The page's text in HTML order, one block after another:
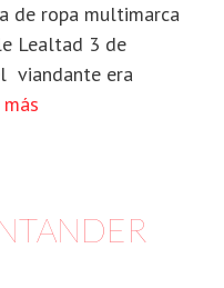
de ropa multimarca
Lealtad 3 de
viandante era